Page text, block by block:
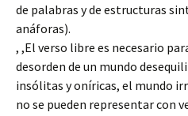
de palabras y de estructuras
anáforas).
, ,El verso libre es necesario
desorden de un mundo
insólitas y oníricas, el mundo
no se pueden representar con